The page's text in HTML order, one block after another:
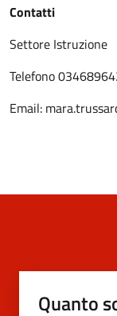
Contatti
Settore Istruzione
Telefono
Email:
Quanto